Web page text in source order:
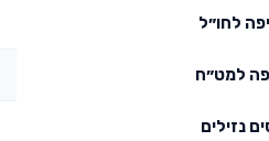
לחו״ל
למט״ח
נזילים